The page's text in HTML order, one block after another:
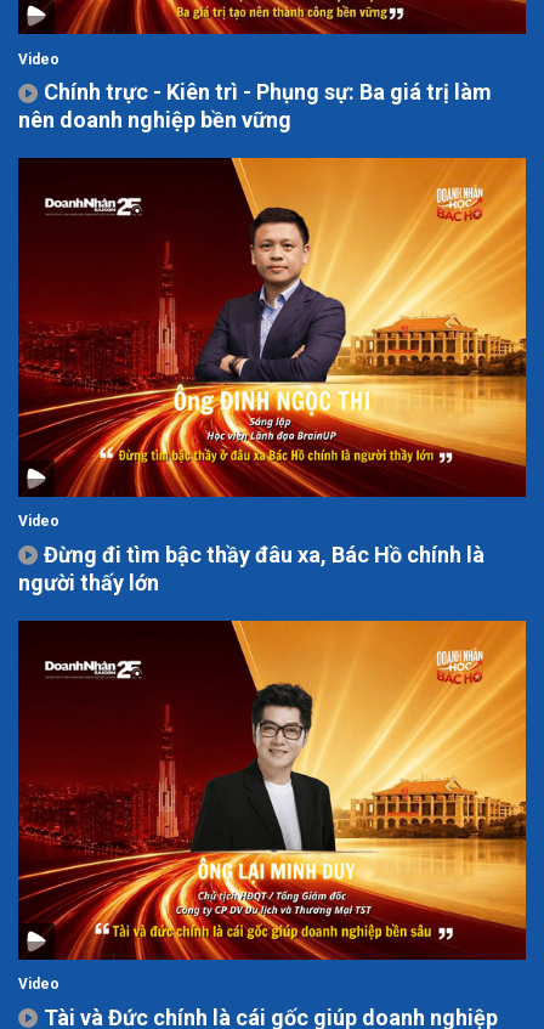
Video
Chính trực - Kiên trì - Phụng sự: Ba giá trị làm
nên doanh nghiệp bền vững
Video
Đừng đi tìm bậc thầy đâu xa, Bác Hồ chính là
người thấy lớn
Video
Tài và Đức chính là cái gốc giúp doanh nghiệp